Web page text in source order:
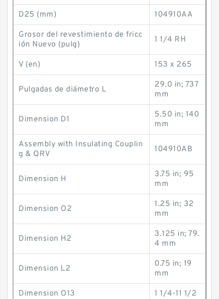
D25 (mm) 104910AA
Grosor del revestimiento de fricc
ión Nuevo (pulg)
1 1/4 RH
V (en) 153 x 265
Pulgadas de diámetro L
29.0 in; 737
mm
Dimension D1
5.50 in; 140
mm
Assembly with Insulating Couplin
g & QRV
104910AB
Dimension H
3.75 in; 95
mm
Dimension O2
1.25 in; 32
mm
Dimension H2
3.125 in; 79.
4 mm
Dimension L2
0.75 in; 19
mm
Dimension O13 1 1/4-11 1/2